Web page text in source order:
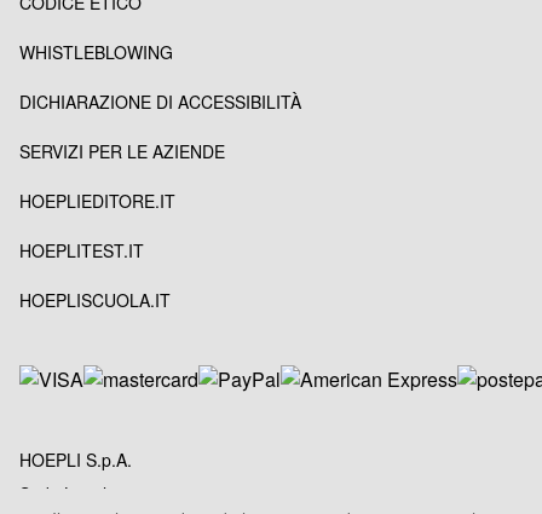
WHISTLEBLOWING
DICHIARAZIONE DI ACCESSIBILITÀ
SERVIZI PER LE AZIENDE
HOEPLIEDITORE.IT
HOEPLITEST.IT
HOEPLISCUOLA.IT
HOEPLI S.p.A.
Sede Legale